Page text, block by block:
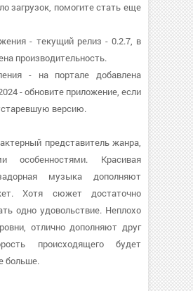
загрузок, помогите стать еще
- текущий релиз - 0.2.7, в
производительность.
- на портале добавлена
- обновите приложение, если
версию.
представитель жанра,
особенностями. Красивая
музыка дополняют
Хотя сюжет достаточно
одно удовольствие. Неплохо
отлично дополняют друг
происходящего будет
больше.